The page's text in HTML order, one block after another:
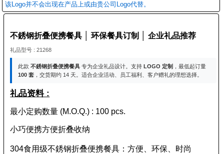
该Logo并不会出现在产品上或由贵公司Logo代替。
不銹钢折叠便携餐具 │ 环保餐具订制 │ 企业礼品推荐
礼品型号 : 21268
此款 不銹钢折叠便携餐具专为企业礼品设计。支持 LOGO 定制 ，最低起订量
100 套，交货期约 14 天。适合企业活动、员工福利、客户赠礼的理想选择。
礼品资料 :
最小定购数量 (M.O.Q.) : 100 pcs.
小巧便携方便折叠收纳
304食用级不銹钢折叠便携餐具：方便、环保、时尚